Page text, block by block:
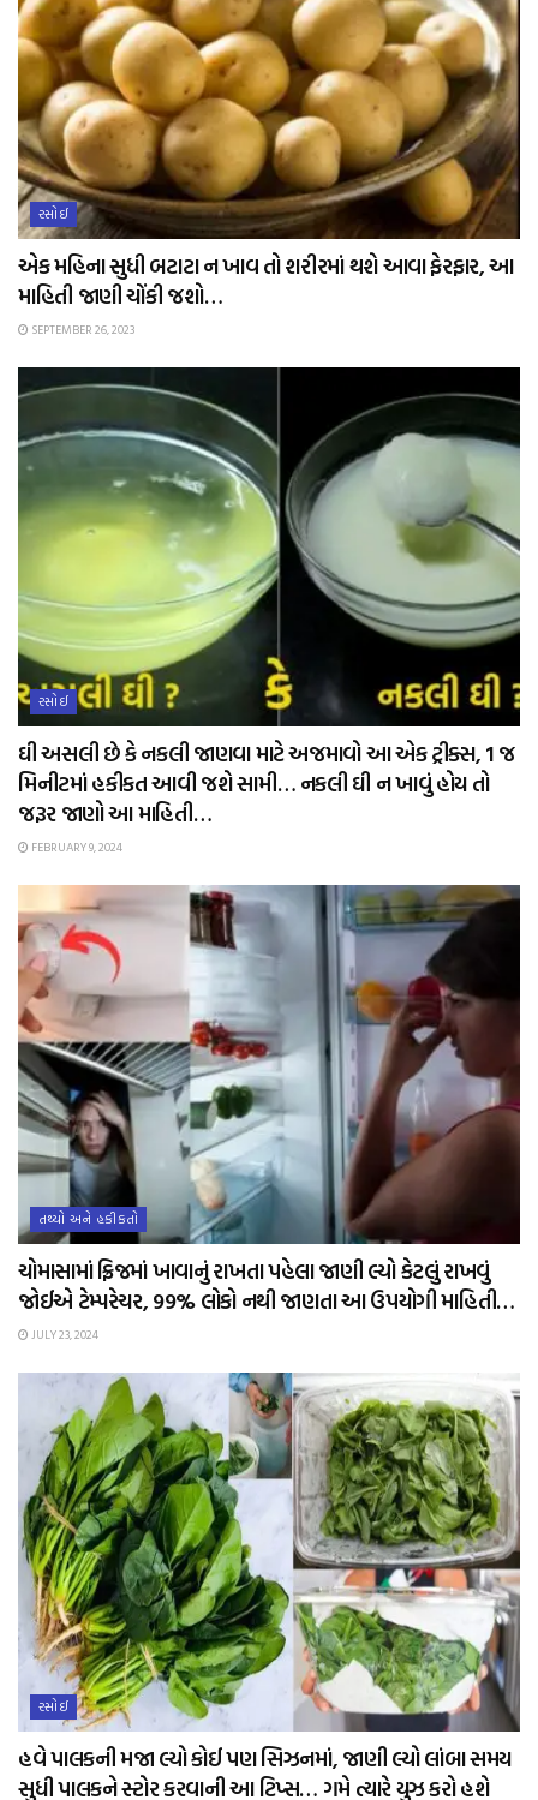
રસોઈ
એક મહિના સુધી બટાટા ન ખાવ તો શરીરમાં થશે આવા ફેરફાર, આ
માહિતી જાણી ચોંકી જશો…
SEPTEMBER 26, 2023
રસોઈ
ઘી અસલી છે કે નકલી જાણવા માટે અજમાવો આ એક ટ્રીક્સ, 1 જ
મિનીટમાં હકીકત આવી જશે સામી… નકલી ઘી ન ખાવું હોય તો
જરૂર જાણો આ માહિતી…
FEBRUARY 9, 2024
તથ્યો અને હકીકતો
ચોમાસામાં ફ્રિજમાં ખાવાનું રાખતા પહેલા જાણી લ્યો કેટલું રાખવું
જોઈએ ટેમ્પરેચર, 99% લોકો નથી જાણતા આ ઉપયોગી માહિતી…
JULY 23, 2024
રસોઈ
હવે પાલકની મજા લ્યો કોઈ પણ સિઝનમાં, જાણી લ્યો લાંબા સમય
સુધી પાલકને સ્ટોર કરવાની આ ટિપ્સ… ગમે ત્યારે યુઝ કરો હશે